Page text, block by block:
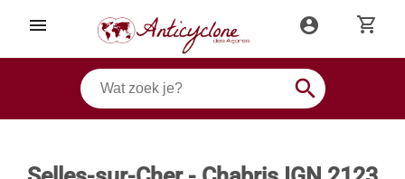
menu account_circle shopping_cart
search